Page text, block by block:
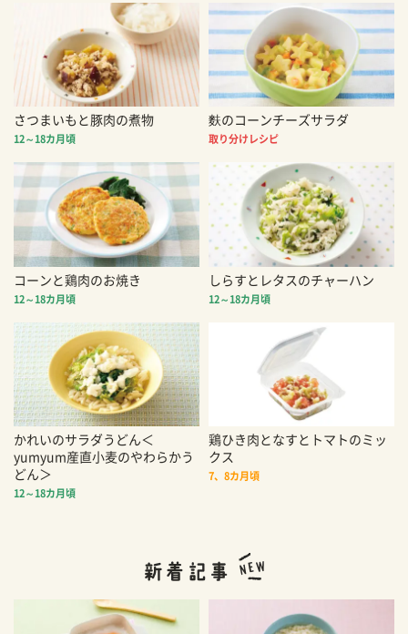
さつまいもと豚肉の煮物
12～18カ月頃
麩のコーンチーズサラダ
取り分けレシピ
コーンと鶏肉のお焼き
12～18カ月頃
しらすとレタスのチャーハン
12～18カ月頃
かれいのサラダうどん＜
yumyum産直小麦のやわらかう
どん＞
12～18カ月頃
鶏ひき肉となすとトマトのミッ
クス
7、8カ月頃